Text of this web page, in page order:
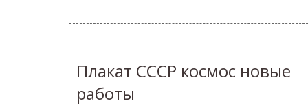
Плакат СССР космос новые
работы